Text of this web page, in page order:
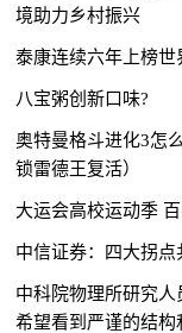
境助力乡村振兴
泰康连续六年上榜世
八宝粥创新口味?
奥特曼格斗进化3怎
锁雷德王复活）
大运会高校运动季
中信证券：四大拐
中科院物理所研究
希望看到严谨的结构